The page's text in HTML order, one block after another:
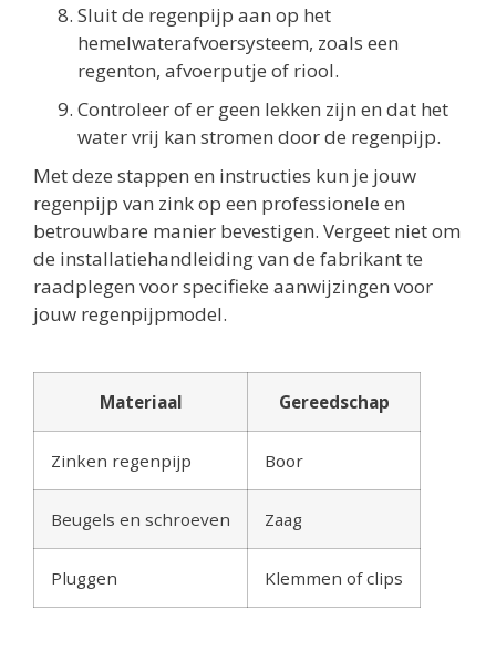
Sluit de regenpijp aan op het
hemelwaterafvoersysteem, zoals een
regenton, afvoerputje of riool.
Controleer of er geen lekken zijn en dat het
water vrij kan stromen door de regenpijp.
Met deze stappen en instructies kun je jouw
regenpijp van zink op een professionele en
betrouwbare manier bevestigen. Vergeet niet om
de installatiehandleiding van de fabrikant te
raadplegen voor specifieke aanwijzingen voor
jouw regenpijpmodel.
Materiaal Gereedschap
Zinken regenpijp Boor
Beugels en schroeven Zaag
Pluggen Klemmen of clips